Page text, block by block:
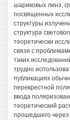
шариковых линз,
посвященных
структуры
структура
теоретически
связи с
таких
трудно
публикациях
перекрестной
ввода
теоретический
прошедшего через